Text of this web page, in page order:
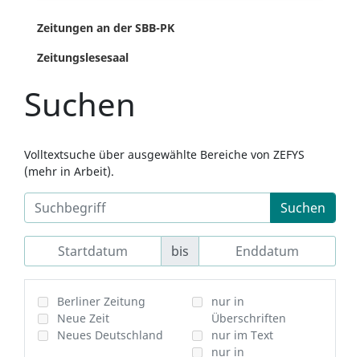
Zeitungen an der SBB-PK
Zeitungslesesaal
Suchen
Volltextsuche über ausgewählte Bereiche von ZEFYS
(mehr in Arbeit).
Suchen
bis
Berliner Zeitung
Neue Zeit
Neues Deutschland
nur in
Überschriften
nur im Text
nur in